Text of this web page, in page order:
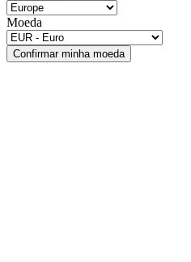
Moeda
Confirmar minha moeda